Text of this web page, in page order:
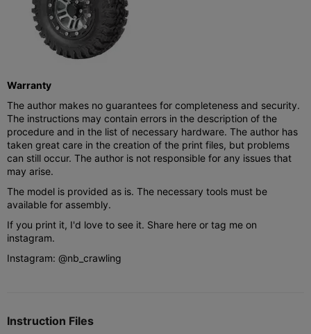
Warranty
The author makes no guarantees for completeness and security.
The instructions may contain errors in the description of the
procedure and in the list of necessary hardware. The author has
taken great care in the creation of the print files, but problems
can still occur. The author is not responsible for any issues that
may arise.
The model is provided as is. The necessary tools must be
available for assembly.
If you print it, I'd love to see it. Share here or tag me on
instagram.
Instagram: @nb_crawling
Instruction Files